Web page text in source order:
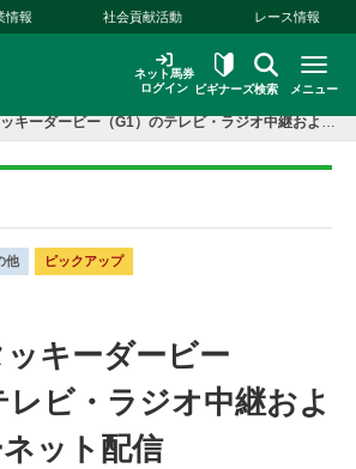
情報 社会貢献活動 レース情報
ネット馬券
ログイン
ビギナーズ検索 メニュー
2025ケンタッキーダービー（G1）のテレビ・ラジオ中継およびインターネット配信
他 ピックアップ
キーダービー
レビ・ラジオ中継およ
ット配信